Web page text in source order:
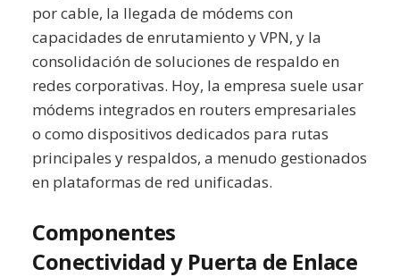
por cable, la llegada de módems con
capacidades de enrutamiento y VPN, y la
consolidación de soluciones de respaldo en
redes corporativas. Hoy, la empresa suele usar
módems integrados en routers empresariales
o como dispositivos dedicados para rutas
principales y respaldos, a menudo gestionados
en plataformas de red unificadas.
Componentes
Conectividad y Puerta de Enlace